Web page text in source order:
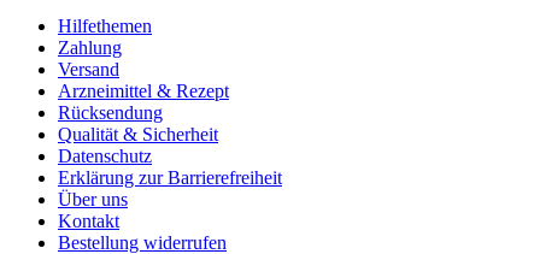
Hilfethemen
Zahlung
Versand
Arzneimittel & Rezept
Rücksendung
Qualität & Sicherheit
Datenschutz
Erklärung zur Barrierefreiheit
Über uns
Kontakt
Bestellung widerrufen